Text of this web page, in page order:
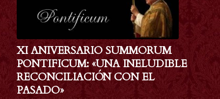
XI ANIVERSARIO SUMMORUM
PONTIFICUM: «UNA INELUDIBLE
RECONCILIACIÓN CON EL
PASADO»